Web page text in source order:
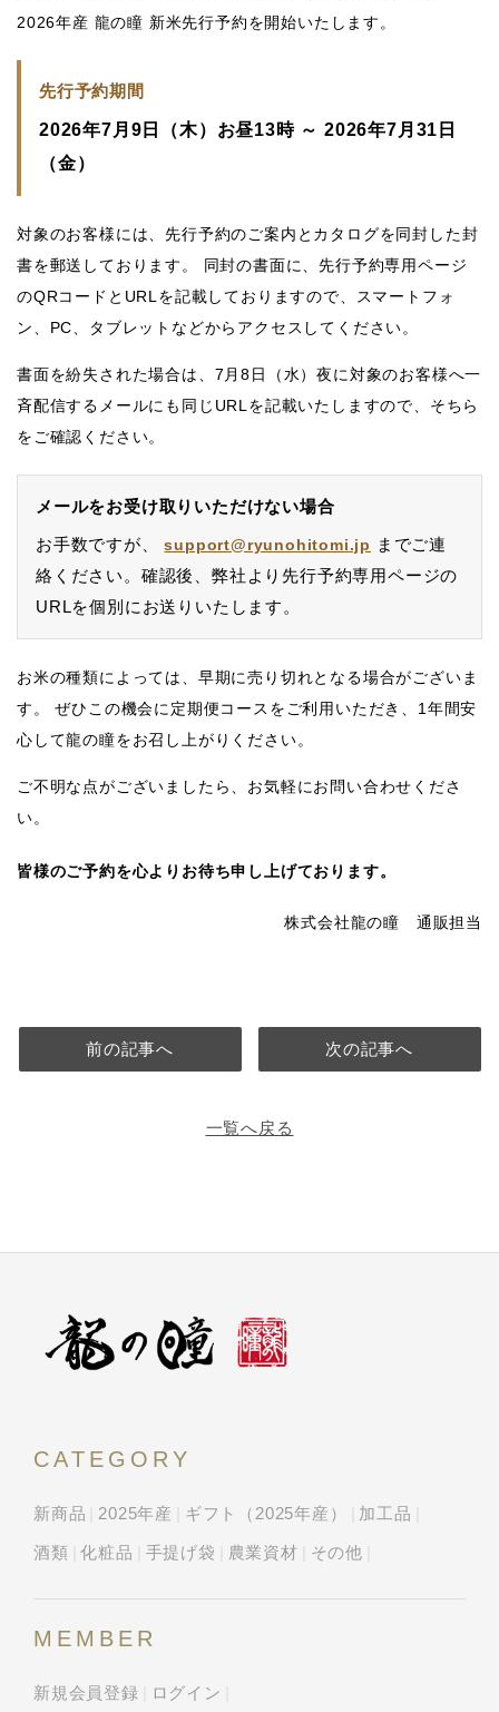
2026年産 龍の瞳 新米先行予約を開始いたします。
先行予約期間
2026年7月9日（木）お昼13時 ～ 2026年7月31日
（金）
対象のお客様には、先行予約のご案内とカタログを同封した封
書を郵送しております。 同封の書面に、先行予約専用ページ
のQRコード と URL を記載しておりますので、スマートフォ
ン、PC、タブレットなどからアクセスしてください。
書面を紛失された場合は、 7月8日（水）夜に対象のお客様へ一
斉配信するメールにも同じURLを記載いたしますので、そちら
をご確認ください。
メールをお受け取りいただけない場合
お手数ですが、support@ryunohitomi.jp
までご連
絡ください。確認後、弊社より先行予約専用ページの
URLを個別にお送りいたします。
お米の種類によっては、早期に売り切れとなる場合がございま
す。 ぜひこの機会に定期便コースをご利用いただき、1年間安
心して龍の瞳をお召し上がりください。
ご不明な点がございましたら、お気軽にお問い合わせくださ
い。
皆様のご予約を心よりお待ち申し上げております。
株式会社龍の瞳 通販担当
前の記事へ
一覧へ戻る
次の記事へ
CATEGORY
新商品 2025年産 ギフト（2025年産） 加工品
酒類 化粧品 手提げ袋 農業資材 その他
MEMBER
新規会員登録 ログイン